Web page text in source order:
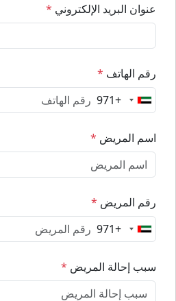
عنوان البريد الإلكتروني *
رقم الهاتف *
U
i
t
e
A
r
a
E
m
+971
اسم المريض *
رقم المريض *
U
i
t
+971
سبب إحالة المريض *